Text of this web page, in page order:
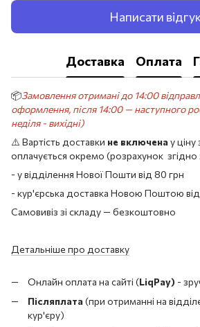
Написати
Доставка Оплата
📦Замовлення отримані до 14:00
оформлення, після 14:00 — наступного
неділя - вихідні)
⚠️ Вартість доставки не включенау
оплачується окремо (розрахунок
- у відділення Нової Пошти від 80 грн
- кур'єрська доставка Новою Поштою
Самовивіз зі складу — безкоштовно
Детальніше про доставку
Онлайн оплата на сайті (LiqPay) -
Післяплата(при отриманні на
кур'єру)